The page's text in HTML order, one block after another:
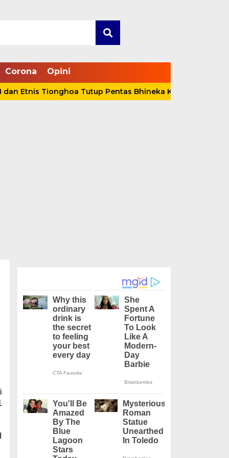
Corona Opini
Etnis Tionghoa Tutup Pentas Bhineka Kebangsaan, Anwar